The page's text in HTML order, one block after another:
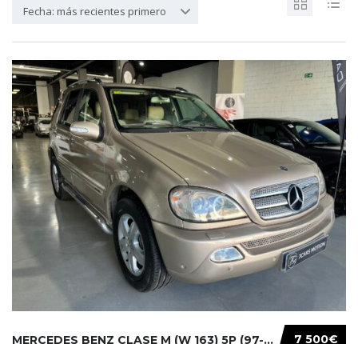
Fecha: más recientes primero
7 500€
MERCEDES BENZ CLASE M (W 163) 5P (97-05) 200...